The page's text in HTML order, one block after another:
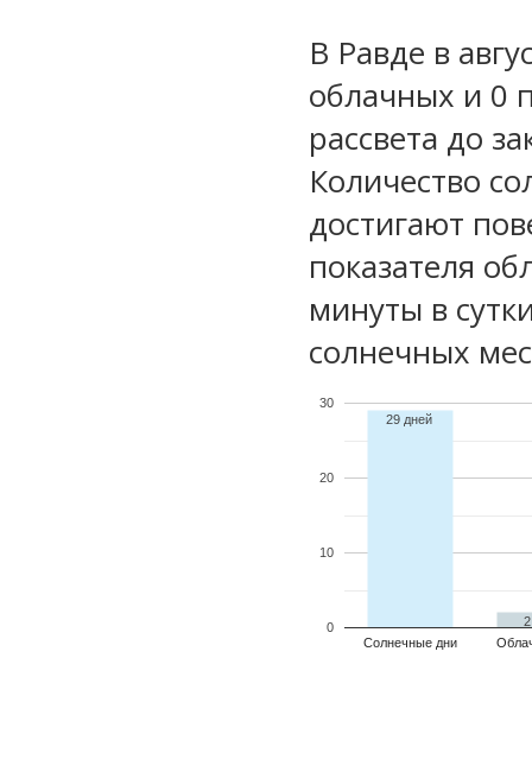
В Равде в
облачных и 0
рассвета до
Количество
достигают
показателя
минуты в
солнечных
Солнечные дни
0
10
20
30
29 дней